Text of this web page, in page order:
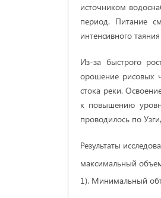
источником
период. Питание
интенсивного
Из-за быстрого
орошение рисовых
стока реки.
к повышению
проводилось по
Результаты
максимальный
1). Минимальный